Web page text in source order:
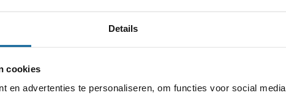
Details
cookies
en advertenties te personaliseren, om functies voor social
Zippora Keesmaat.
& ondersteunen, buurt & meedoen, opvoeden &
initiatieven die bijdragen aan een hechte
er netwerken waarin zij elkaar helpen. Oog hebben voor de